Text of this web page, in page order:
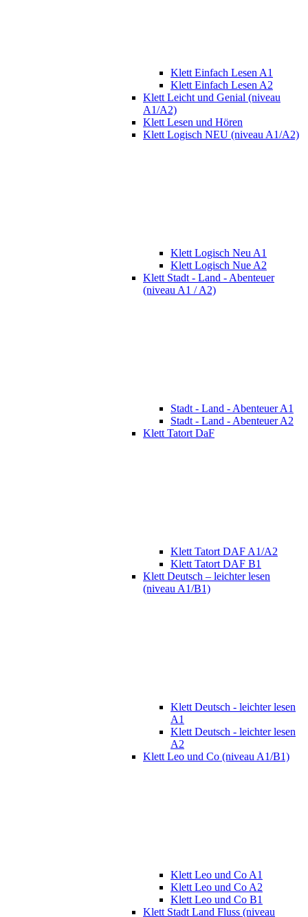
Klett Einfach Lesen A1
Klett Einfach Lesen A2
Klett Leicht und Genial (niveau
A1/A2)
Klett Lesen und Hören
Klett Logisch NEU (niveau A1/A2)
Klett Logisch Neu A1
Klett Logisch Nue A2
Klett Stadt - Land - Abenteuer
(niveau A1 / A2)
Stadt - Land - Abenteuer A1
Stadt - Land - Abenteuer A2
Klett Tatort DaF
Klett Tatort DAF A1/A2
Klett Tatort DAF B1
Klett Deutsch – leichter lesen
(niveau A1/B1)
Klett Deutsch - leichter lesen
A1
Klett Deutsch - leichter lesen
A2
Klett Leo und Co (niveau A1/B1)
Klett Leo und Co A1
Klett Leo und Co A2
Klett Leo und Co B1
Klett Stadt Land Fluss (niveau